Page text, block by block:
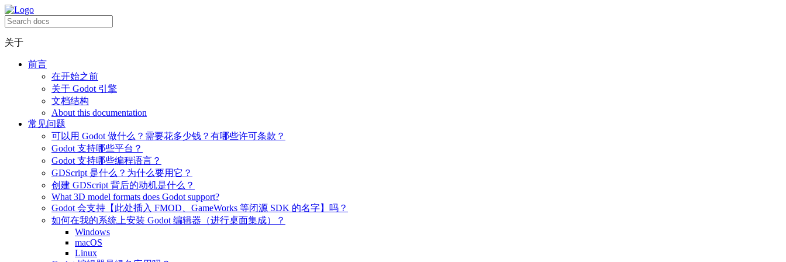
关于
前言
在开始之前
关于 Godot 引擎
文档结构
About this documentation
常见问题
可以用 Godot 做什么？需要花多少钱？有哪些许可条款？
Godot 支持哪些平台？
Godot 支持哪些编程语言？
GDScript 是什么？为什么要用它？
创建 GDScript 背后的动机是什么？
What 3D model formats does Godot support?
Godot 会支持【此处插入 FMOD、GameWorks 等闭源 SDK 的名字】吗？
如何在我的系统上安装 Godot 编辑器（进行桌面集成）？
Windows
macOS
Linux